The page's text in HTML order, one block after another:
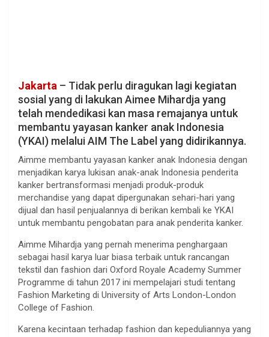
Jakarta – Tidak perlu diragukan lagi kegiatan
sosial yang di lakukan Aimee Mihardja yang
telah mendedikasi kan masa remajanya untuk
membantu yayasan kanker anak Indonesia
(YKAI) melalui AIM The Label yang didirikannya.
Aimme membantu yayasan kanker anak Indonesia dengan
menjadikan karya lukisan anak-anak Indonesia penderita
kanker bertransformasi menjadi produk-produk
merchandise yang dapat dipergunakan sehari-hari yang
dijual dan hasil penjualannya di berikan kembali ke YKAI
untuk membantu pengobatan para anak penderita kanker.
Aimme Mihardja yang pernah menerima penghargaan
sebagai hasil karya luar biasa terbaik untuk rancangan
tekstil dan fashion dari Oxford Royale Academy Summer
Programme di tahun 2017 ini mempelajari studi tentang
Fashion Marketing di University of Arts London-London
College of Fashion.
Karena kecintaan terhadap fashion dan kepeduliannya yang